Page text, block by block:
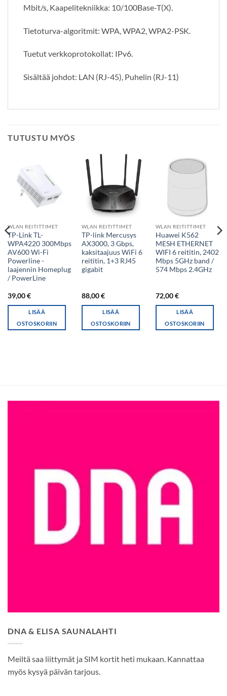
Mbit/s, Kaapelitekniikka: 10/100Base-T(X).
Tietoturva-algoritmit: WPA, WPA2, WPA2-PSK.
Tuetut verkkoprotokollat: IPv6.
Sisältää johdot: LAN (RJ-45), Puhelin (RJ-11)
TUTUSTU MYÖS
WLAN REITITTIMET
TP-Link TL-
WPA4220 300Mbps
AV600 Wi-Fi
Powerline -
laajennin Homeplug
/ PowerLine
39,00€
LISÄÄ
OSTOSKORIIN
WLAN REITITTIMET
TP-link Mercusys
AX3000, 3 Gbps,
kaksitaajuus WiFi 6
reititin, 1+3 RJ45
gigabit
88,00€
LISÄÄ
OSTOSKORIIN
WLAN REITITTIMET
Huawei K562
MESH ETHERNET
WIFI 6 reititin, 2402
Mbps 5GHz band /
574 Mbps 2.4GHz
72,00€
LISÄÄ
OSTOSKORIIN
DNA & ELISA SAUNALAHTI
Meiltä saa liittymät ja SIM kortit heti mukaan. Kannattaa
myös kysyä päivän tarjous.